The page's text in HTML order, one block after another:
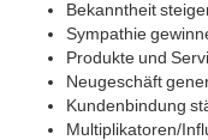
Bekanntheit
Sympathie
Produkte und
Neugeschäft
Kundenbindung
Multiplikatoren/